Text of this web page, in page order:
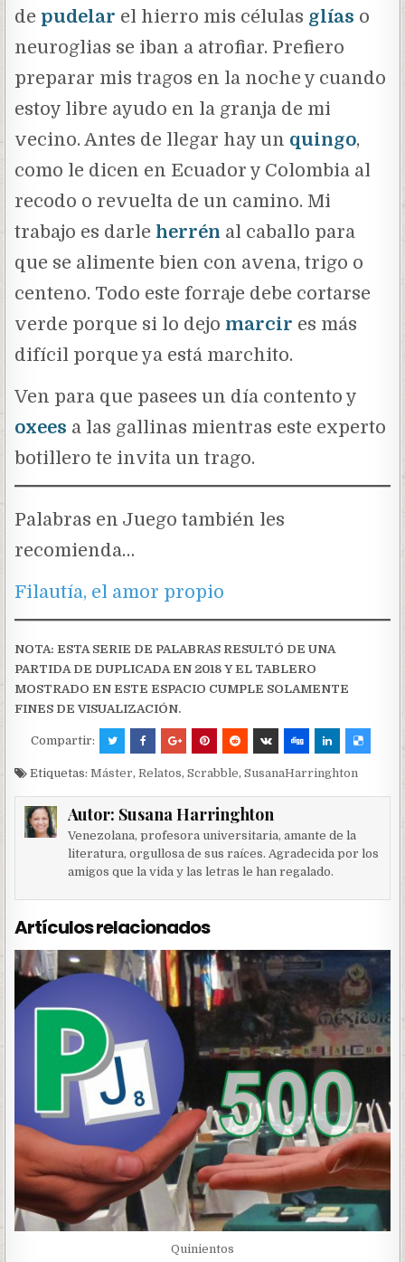
de pudelar el hierro mis células glías o
neuroglias se iban a atrofiar. Prefiero
preparar mis tragos en la noche y cuando
estoy libre ayudo en la granja de mi
vecino. Antes de llegar hay un quingo,
como le dicen en Ecuador y Colombia al
recodo o revuelta de un camino. Mi
trabajo es darle herrén al caballo para
que se alimente bien con avena, trigo o
centeno. Todo este forraje debe cortarse
verde porque si lo dejo marcir es más
difícil porque ya está marchito.
Ven para que pasees un día contento y
oxees a las gallinas mientras este experto
botillero te invita un trago.
Palabras en Juego también les
recomienda…
Filautía, el amor propio
NOTA: ESTA SERIE DE PALABRAS RESULTÓ DE UNA
PARTIDA DE DUPLICADA EN 2018 Y EL TABLERO
MOSTRADO EN ESTE ESPACIO CUMPLE SOLAMENTE
FINES DE VISUALIZACIÓN.
Compartir:
Etiquetas:Máster,Relatos,Scrabble,SusanaHarringhton
Autor: Susana Harringhton
Venezolana, profesora universitaria, amante de la
literatura, orgullosa de sus raíces. Agradecida por los
amigos que la vida y las letras le han regalado.
Artículos relacionados
Quinientos